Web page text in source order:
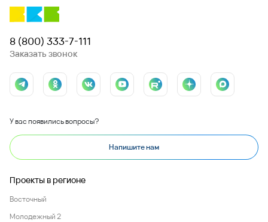
8 (800) 333-7-111
Заказать звонок
У вас появились вопросы?
Напишите нам
Проекты в регионе
Восточный
Молодежный 2